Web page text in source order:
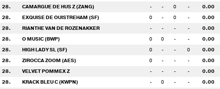
28.
CAMARGUE DE HUS Z (ZANG) - - 0 -
0.00
28.
EXQUISE DE OUISTREHAM (SF) 0 - 0 -
0.00
28.
RIANTHE VAN DE ROZENAKKER - - - -
0.00
28.
O MUSIC (BWP) 0 0 - -
0.00
28.
HIGH LADY SL (SF) 0 - - 0
0.00
28.
ZIROCCA ZOOM (AES) 0 - - -
0.00
28.
VELVET POMMEX Z - - - -
0.00
28.
KRACK BLEU C (KWPN) - 0 - -
0.00